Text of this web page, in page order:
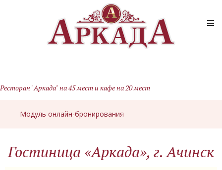
Ресторан "Аркада" на 45 мест и кафе на 20 мест
Модуль онлайн-бронирования
Гостиница «Аркада», г. Ачинск